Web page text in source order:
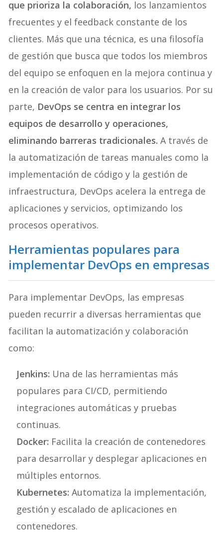
que prioriza la colaboración, los lanzamientos
frecuentes y el feedback constante de los
clientes. Más que una técnica, es una filosofía
de gestión que busca que todos los miembros
del equipo se enfoquen en la mejora continua y
en la creación de valor para los usuarios. Por su
parte, DevOps se centra en integrar los
equipos de desarrollo y operaciones,
eliminando barreras tradicionales.A través de
la automatización de tareas manuales como la
implementación de código y la gestión de
infraestructura, DevOps acelera la entrega de
aplicaciones y servicios, optimizando los
procesos operativos.
Herramientas populares para
implementar DevOps en empresas
Para implementar DevOps, las empresas
pueden recurrir a diversas herramientas que
facilitan la automatización y colaboración
como:
Jenkins: Una de las herramientas más
populares para CI/CD, permitiendo
integraciones automáticas y pruebas
continuas.
Docker: Facilita la creación de contenedores
para desarrollar y desplegar aplicaciones en
múltiples entornos.
Kubernetes: Automatiza la implementación,
gestión y escalado de aplicaciones en
contenedores.